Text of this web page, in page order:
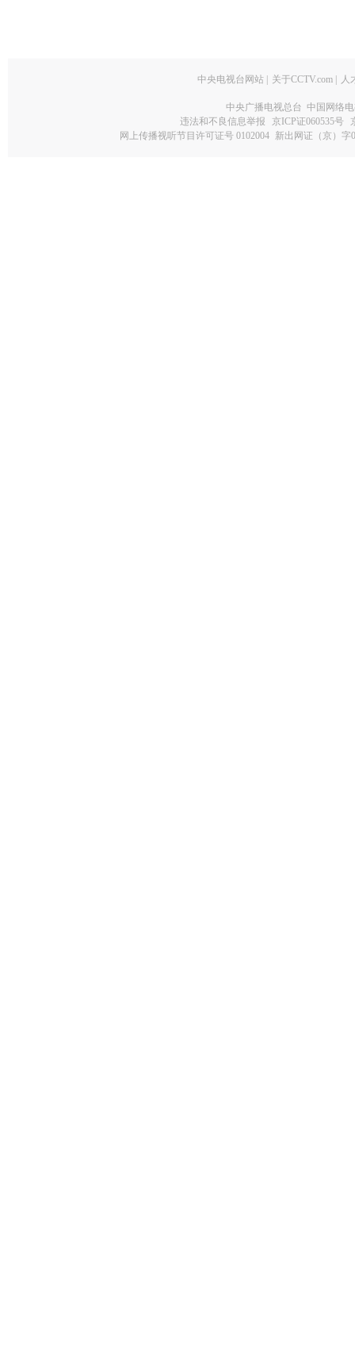
中央电视台网站 关于CCTV.com 人
中央广播电视总台 中国网络
违法和不良信息举报
京ICP证060535号
网上传播视听节目许可证号 0102004 新出网证（京）